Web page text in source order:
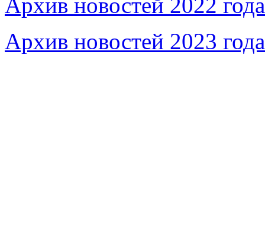
Архив новостей 2023 года